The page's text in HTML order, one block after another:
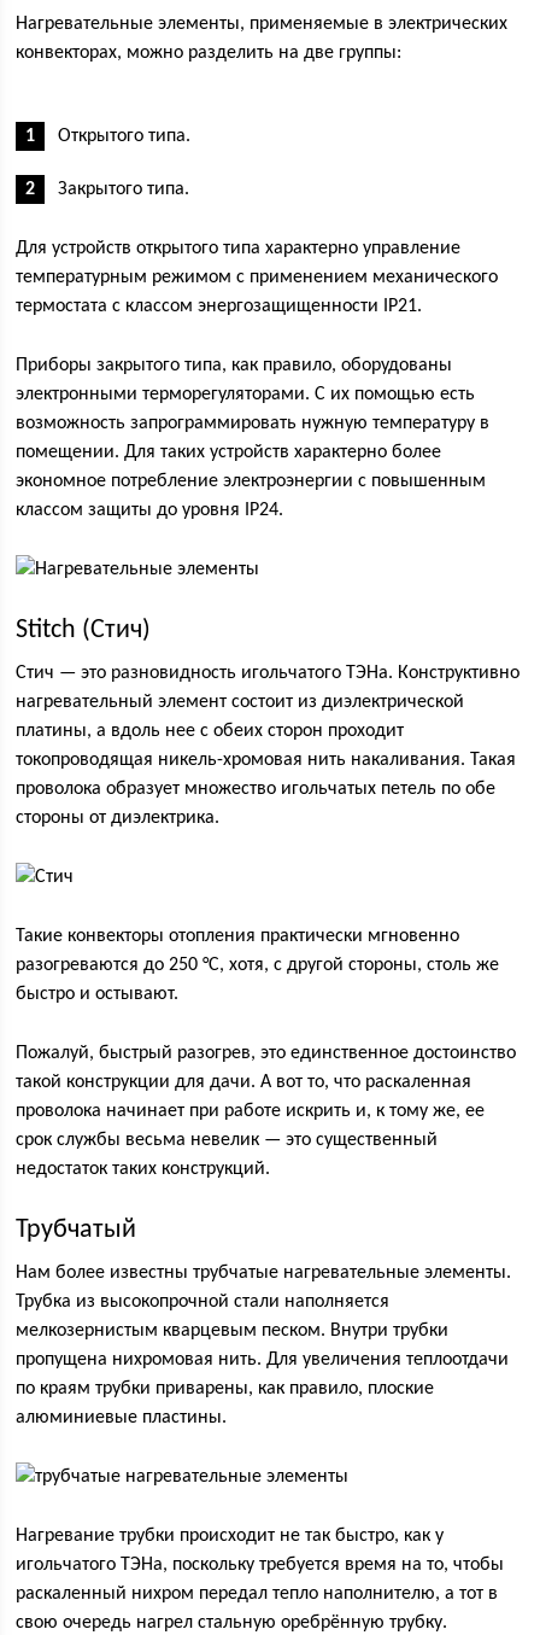
Нагревательные элементы, применяемые в электрических
конвекторах, можно разделить на две группы:
Открытого типа.
Закрытого типа.
Для устройств открытого типа характерно управление
температурным режимом с применением механического
термостата с классом энергозащищенности IP21.
Приборы закрытого типа, как правило, оборудованы
электронными терморегуляторами. С их помощью есть
возможность запрограммировать нужную температуру в
помещении. Для таких устройств характерно более
экономное потребление электроэнергии с повышенным
классом защиты до уровня IP24.
Stitch (Стич)
Стич — это разновидность игольчатого ТЭНа. Конструктивно
нагревательный элемент состоит из диэлектрической
платины, а вдоль нее с обеих сторон проходит
токопроводящая никель-хромовая нить накаливания. Такая
проволока образует множество игольчатых петель по обе
стороны от диэлектрика.
Такие конвекторы отопления практически мгновенно
разогреваются до 250 °С, хотя, с другой стороны, столь же
быстро и остывают.
Пожалуй, быстрый разогрев, это единственное достоинство
такой конструкции для дачи. А вот то, что раскаленная
проволока начинает при работе искрить и, к тому же, ее
срок службы весьма невелик — это существенный
недостаток таких конструкций.
Трубчатый
Нам более известны трубчатые нагревательные элементы.
Трубка из высокопрочной стали наполняется
мелкозернистым кварцевым песком. Внутри трубки
пропущена нихромовая нить. Для увеличения теплоотдачи
по краям трубки приварены, как правило, плоские
алюминиевые пластины.
Нагревание трубки происходит не так быстро, как у
игольчатого ТЭНа, поскольку требуется время на то, чтобы
раскаленный нихром передал тепло наполнителю, а тот в
свою очередь нагрел стальную оребрённую трубку.